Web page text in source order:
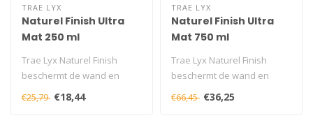
TRAE LYX
Naturel Finish Ultra
Mat 250 ml
Trae Lyx Naturel Finish
beschermt de wand en
geeft deze een ultra matte
uitstral..
€25,79 €18,44
TRAE LYX
Naturel Finish Ultra
Mat 750 ml
Trae Lyx Naturel Finish
beschermt de wand en
geeft deze een ultra matte
uitstral..
€66,45 €36,25